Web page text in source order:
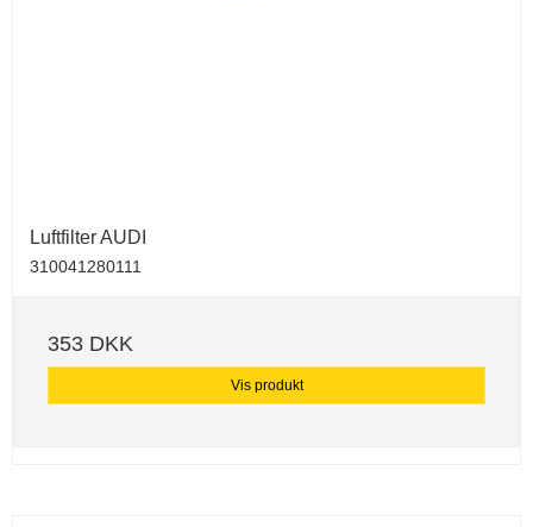
Luftfilter AUDI
310041280111
353 DKK
Vis produkt